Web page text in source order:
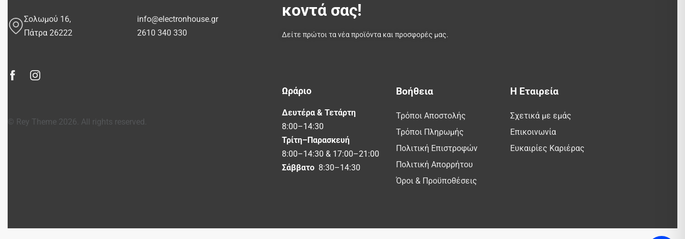
Σολωμού 16,
Πάτρα 26222
info@electronhouse.gr
2610 340 330
© Rey Theme 2026. All rights reserved.
κοντά σας!
Δείτε πρώτοι τα νέα προϊόντα και προσφορές μας.
Ωράριο
Δευτέρα & Τετάρτη
8:00–14:30
Τρίτη–Παρασκευή
8:00–14:30 & 17:00–21:00
Σάββατο 8:30–14:30
Βοήθεια
Τρόποι Αποστολής
Τρόποι Πληρωμής
Πολιτική Επιστροφών
Πολιτική Απορρήτου
Όροι & Προϋποθέσεις
Η Εταιρεία
Σχετικά με εμάς
Επικοινωνία
Ευκαιρίες Καριέρας